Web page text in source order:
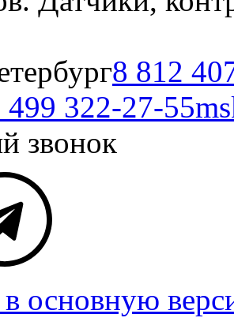
8 812
499 322-27-55
звонок
основную